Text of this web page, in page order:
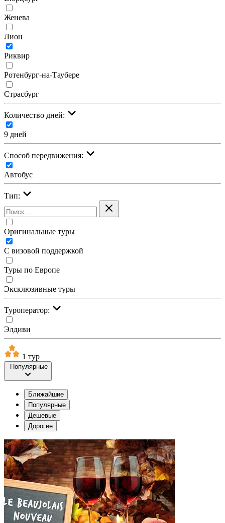
Женева
Лион
Риквир
Ротенбург-на-Таубере
Страсбург
Количество дней:
9 дней
Cпособ передвижения:
Автобус
Тип:
Оригинальные туры
С визовой поддержкой
Туры по Европе
Эксклюзивные туры
Туроператор:
Элдиви
1 тур
Популярные
Ближайшие
Популярные
Дешевые
Дорогие